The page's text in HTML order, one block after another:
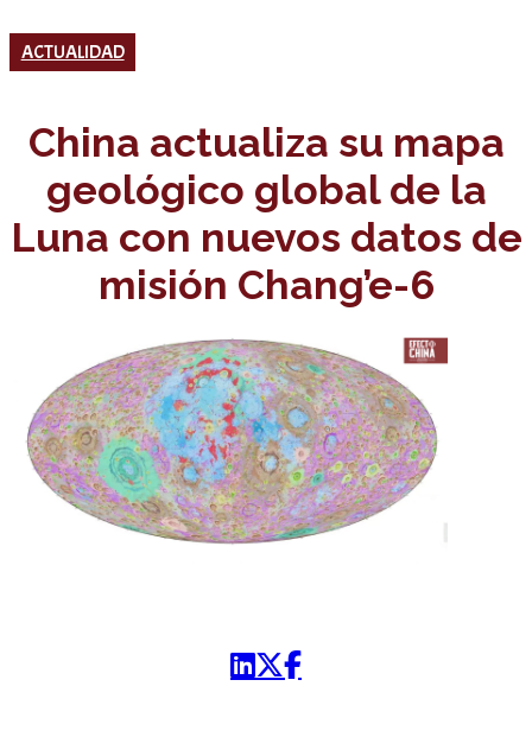
ACTUALIDAD
China actualiza su mapa
geológico global de la
Luna con nuevos datos de
misión Chang’e-6